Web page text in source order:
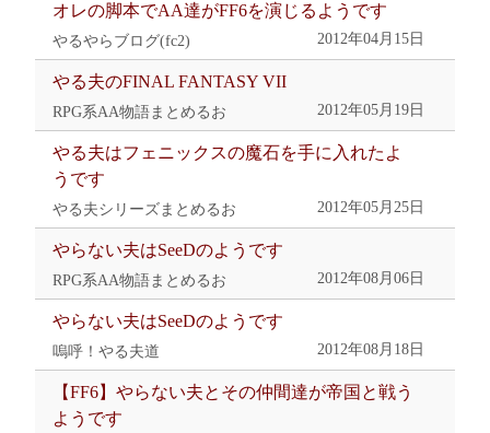
オレの脚本でAA達がFF6を演じるようです
やるやらブログ(fc2) 2012年04月15日
やる夫のFINAL FANTASY VII
RPG系AA物語まとめるお 2012年05月19日
やる夫はフェニックスの魔石を手に入れたよ
うです
やる夫シリーズまとめるお 2012年05月25日
やらない夫はSeeDのようです
RPG系AA物語まとめるお 2012年08月06日
やらない夫はSeeDのようです
嗚呼！やる夫道 2012年08月18日
【FF6】やらない夫とその仲間達が帝国と戦う
ようです